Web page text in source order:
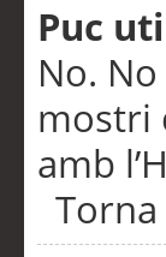
Puc
No.
mostri
amb
Torna